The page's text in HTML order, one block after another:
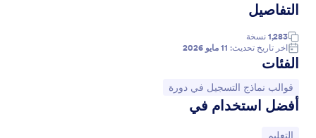
التفاصيل
1,283 نسخة
اخر تاريخ تحديث: 11 مايو 2026
الفئات
انتقل إلى الفئة:
قوالب نماذج التسجيل في دورة
أفضل استخدام في
انتقل إلى الفئة:
التعليم